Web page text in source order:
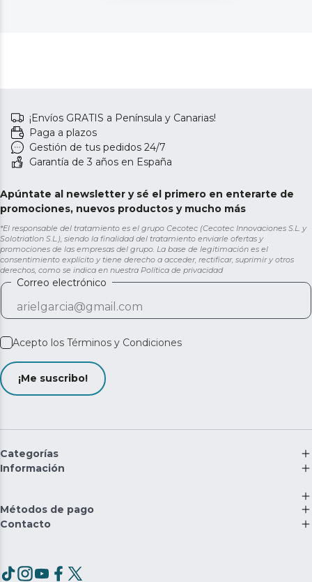
¡Envíos GRATIS a Península y Canarias!
Paga a plazos
Gestión de tus pedidos 24/7
Garantía de 3 años en España
Apúntate al newsletter y sé el primero en enterarte de
promociones, nuevos productos y mucho más
*El responsable del tratamiento es el grupo Cecotec (Cecotec Innovaciones S.L. y
Solotriatlon S.L.), siendo la finalidad del tratamiento enviarle ofertas y
promociones de las empresas del grupo. La base de legitimación es el
consentimiento explícito y tiene derecho a acceder, rectificar, suprimir y otros
derechos, como se indica en nuestra Política de privacidad
Correo electrónico
Acepto los Términos y Condiciones
¡Me suscribo!
Categorías
Información
Métodos de pago
Contacto